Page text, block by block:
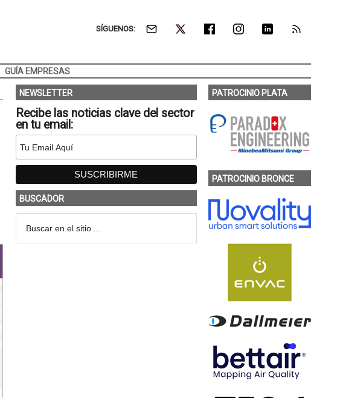
SÍGUENOS:
GUÍA EMPRESAS
NEWSLETTER
Recibe las noticias clave del sector
en tu email:
BUSCADOR
PATROCINIO PLATA
PATROCINIO BRONCE